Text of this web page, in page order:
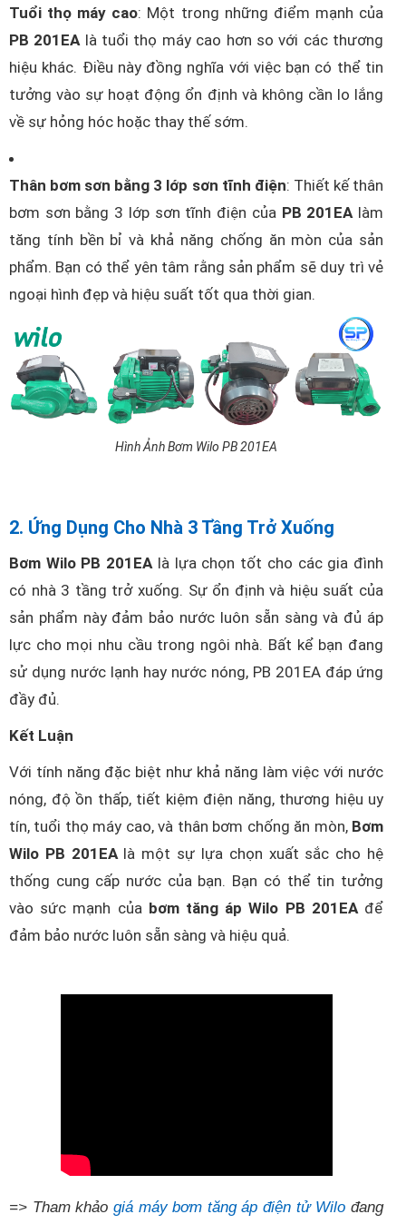
Tuổi thọ máy cao: Một trong những điểm mạnh của
PB 201EAlà tuổi thọ máy cao hơn so với các thương
hiệu khác. Điều này đồng nghĩa với việc bạn có thể tin
tưởng vào sự hoạt động ổn định và không cần lo lắng
về sự hỏng hóc hoặc thay thế sớm.
Thân bơm sơn bằng 3 lớp sơn tĩnh điện: Thiết kế thân
bơm sơn bằng 3 lớp sơn tĩnh điện của PB 201EAlàm
tăng tính bền bỉ và khả năng chống ăn mòn của sản
phẩm. Bạn có thể yên tâm rằng sản phẩm sẽ duy trì vẻ
ngoại hình đẹp và hiệu suất tốt qua thời gian.
Hình Ảnh Bơm Wilo PB 201EA
2. Ứng Dụng Cho Nhà 3 Tầng Trở Xuống
Bơm Wilo PB 201EAlà lựa chọn tốt cho các gia đình
có nhà 3 tầng trở xuống. Sự ổn định và hiệu suất của
sản phẩm này đảm bảo nước luôn sẵn sàng và đủ áp
lực cho mọi nhu cầu trong ngôi nhà. Bất kể bạn đang
sử dụng nước lạnh hay nước nóng, PB 201EA đáp ứng
đầy đủ.
Kết Luận
Với tính năng đặc biệt như khả năng làm việc với nước
nóng, độ ồn thấp, tiết kiệm điện năng, thương hiệu uy
tín, tuổi thọ máy cao, và thân bơm chống ăn mòn, Bơm
Wilo PB 201EAlà một sự lựa chọn xuất sắc cho hệ
thống cung cấp nước của bạn. Bạn có thể tin tưởng
vào sức mạnh của bơm tăng áp Wilo PB 201EAđể
đảm bảo nước luôn sẵn sàng và hiệu quả.
=> Tham khảo giá máy bơm tăng áp điện tử Wilo đang